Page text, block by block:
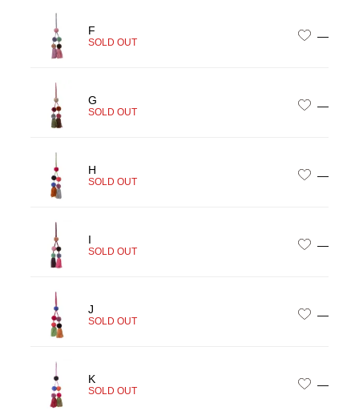
F
SOLD OUT —
G
SOLD OUT —
H
SOLD OUT —
I
SOLD OUT —
J
SOLD OUT —
K
SOLD OUT —